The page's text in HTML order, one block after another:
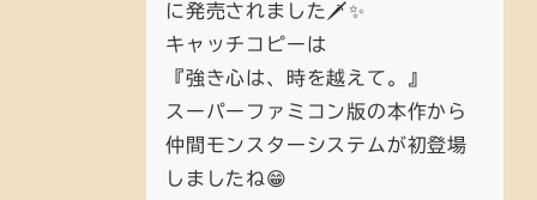
に発売されました🗡️✨
キャッチコピーは
『強き心は、時を越えて。』
スーパーファミコン版の本作から
仲間モンスターシステムが初登場
しましたね😁